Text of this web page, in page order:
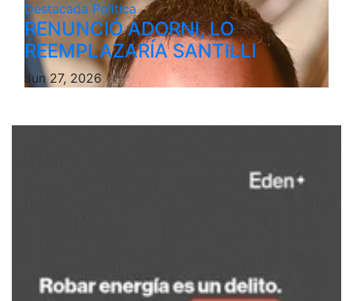
Destacada Politica
RENUNCIÓ ADORNI, LO
REEMPLAZARÍA SANTILLI
Jun 27, 2026